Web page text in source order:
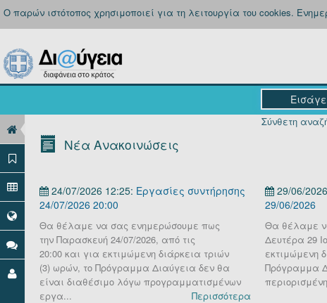
Ο παρών ιστότοπος χρησιμοποιεί για τη λειτουργία του cookies.
Σύνθετη
Νέα Ανακοινώσεις
24/07/2026 12:25: Εργασίες συντήρησης
24/07/2026 20:00
Θα θέλαμε να σας ενημερώσουμε πως
την Παρασκευή 24/07/2026, από τις
20:00 και για εκτιμώμενη διάρκεια τριών
(3) ωρών, το Πρόγραμμα Διαύγεια δεν θα
είναι διαθέσιμο λόγω προγραμματισμένων
εργα...
Περισσότερα
29/06/
29/06/2026
Θα θέλαμε
Δευτέρα 29
εκτιμώμενη
Πρόγραμμα